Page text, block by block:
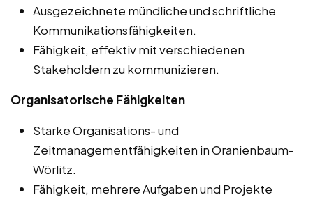
Ausgezeichnete mündliche und schriftliche
Kommunikationsfähigkeiten.
Fähigkeit, effektiv mit verschiedenen
Stakeholdern zu kommunizieren.
Organisatorische Fähigkeiten
Starke Organisations- und
Zeitmanagementfähigkeiten in Oranienbaum-
Wörlitz.
Fähigkeit, mehrere Aufgaben und Projekte